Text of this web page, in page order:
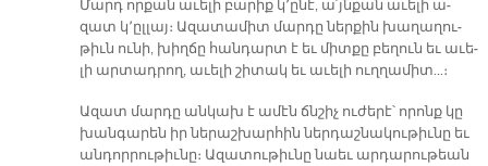
Մարդ որ­քան ա­ւե­լի բա­րիք կ՚ը­նէ, ա՛յն­քան ա­ւե­լի ա­
զատ կ՚ըլ­լայ։ Ա­զա­տա­միտ մար­դը ներ­քին խա­ղա­ղու­
թիւն ու­նի, խիղ­ճը հան­դարտ է եւ միտ­քը բե­ղուն եւ ա­ւե­
լի ար­տադ­րող, ա­ւե­լի շի­տակ եւ ա­ւե­լի ուղ­ղա­միտ…։
Ա­զատ մար­դը ան­կախ է ա­մէն ճնշիչ ու­ժե­րէ՝ ո­րոնք կը
խան­գա­րեն իր նե­րաշ­խար­հին ներ­դաշ­նա­կու­թիւ­նը եւ
ան­դոր­րու­թիւ­նը։ Ա­զա­տու­թիւ­նը նաեւ ար­դա­րու­թեան